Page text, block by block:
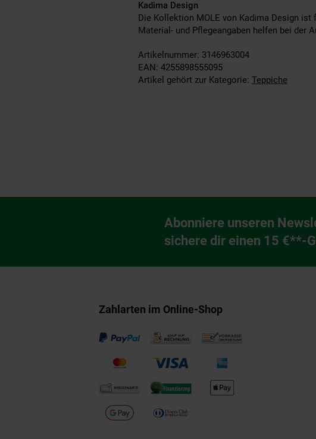
Kadima Design
Die Kollektion MOLE von Kadima Design
Material- und Pflegeangaben helfen bei der
Artikelnummer: 3146963004
EAN: 4255898555095
Artikel gehört zur Kategorie: Teppiche
Newsletter Anmeldung
Abonniere unseren
sichere dir einen 15 €**-
Zahlarten im Online-Shop